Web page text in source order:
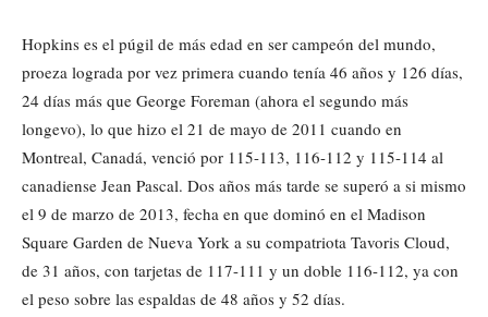
Hopkins es el púgil de más edad en ser campeón del mundo,
proeza lograda por vez primera cuando tenía 46 años y 126 días,
24 días más que George Foreman (ahora el segundo más
longevo), lo que hizo el 21 de mayo de 2011 cuando en
Montreal, Canadá, venció por 115-113, 116-112 y 115-114 al
canadiense Jean Pascal. Dos años más tarde se superó a si mismo
el 9 de marzo de 2013, fecha en que dominó en el Madison
Square Garden de Nueva York a su compatriota Tavoris Cloud,
de 31 años, con tarjetas de 117-111 y un doble 116-112, ya con
el peso sobre las espaldas de 48 años y 52 días.